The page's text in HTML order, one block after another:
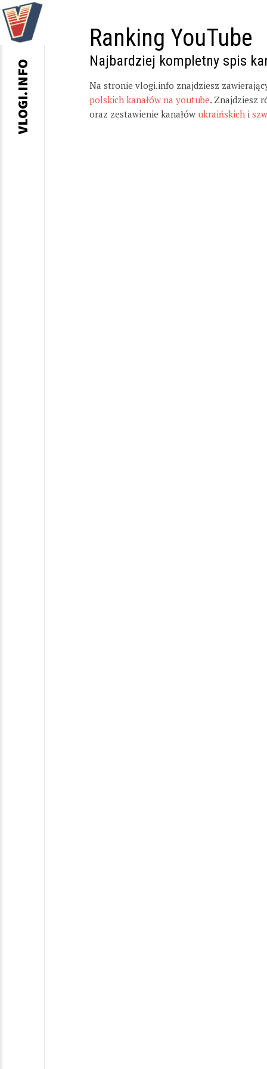
Ranking YouTube
Najbardziej kompletny spis
Na stronie vlogi.info znajdziesz
polskich kanałów na youtube. Znajdziesz
oraz zestawienie kanałów ukraińskich i
VLOGI.INFO